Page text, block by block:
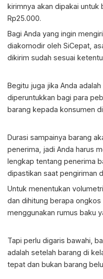
kirimnya akan dipakai untuk
Rp25.000.
Bagi Anda yang ingin
diakomodir oleh SiCepat,
dikirim sudah sesuai
Begitu juga jika Anda
diperuntukkan bagi para
barang kepada konsumen
Durasi sampainya barang
penerima, jadi Anda harus
lengkap tentang penerima
dipastikan saat pengiriman
Untuk menentukan
dan dihitung berapa
menggunakan rumus baku
Tapi perlu digaris bawahi,
adalah setelah barang di
tepat dan bukan barang